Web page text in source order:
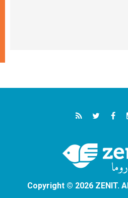
Copyright © 2026 ZENIT.